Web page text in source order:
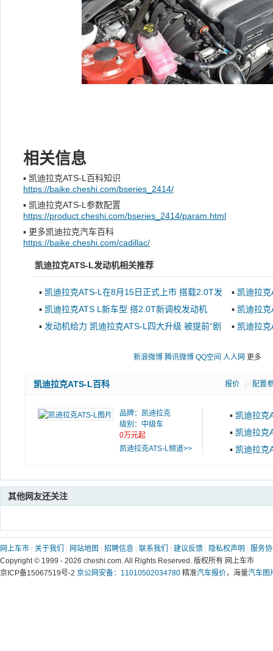
相关信息
▪ 凯迪拉克ATS-L百科知识
https://baike.cheshi.com/bseries_2414/
▪ 凯迪拉克ATS-L参数配置
https://product.cheshi.com/bseries_2414/param.html
▪ 更多凯迪拉克汽车百科
https://baike.cheshi.com/cadillac/
凯迪拉克ATS-L发动机相关推荐
▪ 凯迪拉克ATS-L在8月15日正式上市 搭载2.0T发
动机
▪ 凯迪拉
▪ 凯迪拉克ATS L新车型 搭2.0T新调校发动机 ▪ 凯迪拉
给力
▪ 发动机给力 凯迪拉克ATS-L四大升级 被提前“剧
▪ 凯迪拉
新浪微博 腾讯微博 QQ空间 人人网 更多
报价 配置
凯迪拉克ATS-L百科
品牌： 凯迪拉克
级别：中级车
0万元起
凯迪拉克ATS-L频道>>
▪ 凯迪拉克
▪ 凯迪拉克
▪ 凯迪拉克
其他网友还关注
网上车市 关于我们 网站地图 招聘信息 联系我们 建议反馈 隐私权声明
服务
Copyright © 1999 - 2026 cheshi.com. All Rights Reserved. 版权所有 网上车市
京ICP备15067519号-2 京公网安备：11010502034780 精准汽车报价，海量汽车图